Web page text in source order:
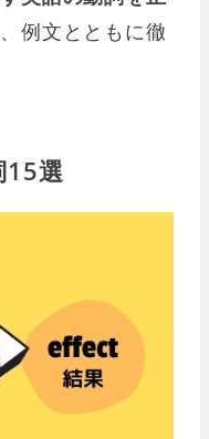
例文とともに徹
15選